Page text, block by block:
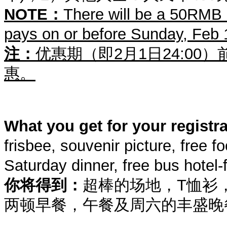
NOTE ： There will be a
pays on or before Sunday, Feb
注： 优惠期（即2月1日24:00）
惠。
What you get for your
frisbee, souvenir picture, free
Saturday dinner, free bus
你将得到： 超棒的场地，T恤衫
两顿早餐，午餐及周六的丰盛